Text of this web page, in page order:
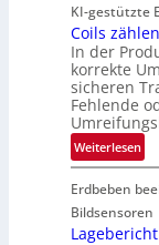
t
e
i
n
KI-gestützte
Coils zählen
In der
korrekte
sicheren
Fehlende
Weiterlesen:
C
o
i
l
Erdbeben
Bildsensoren
Lagebericht